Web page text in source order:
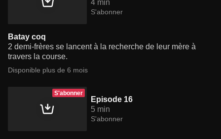
4 min
S'abonner
Batay coq
2 demi-frères se lancent à la recherche de leur mère à
travers la course.
Disponible plus de 6 mois
S'abonner
Episode 16
5 min
S'abonner